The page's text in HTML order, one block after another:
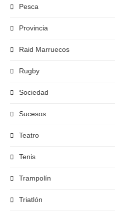
Pesca
Provincia
Raid Marruecos
Rugby
Sociedad
Sucesos
Teatro
Tenis
Trampolín
Triatlón